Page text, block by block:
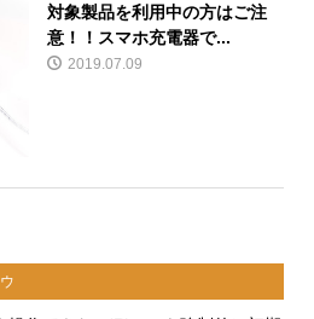
対象製品を利用中の方はご注
意！！スマホ充電器で...
2019.07.09